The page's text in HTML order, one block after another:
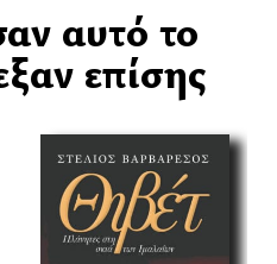
αυτό το
επίσης